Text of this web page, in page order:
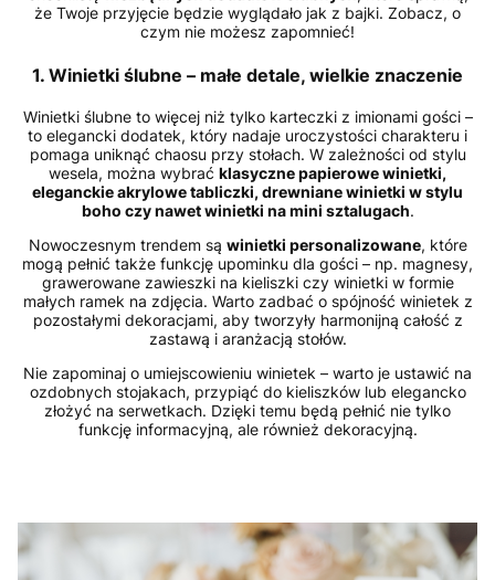
że Twoje przyjęcie będzie wyglądało jak z bajki. Zobacz, o
czym nie możesz zapomnieć!
1. Winietki ślubne – małe detale, wielkie znaczenie
Winietki ślubne to więcej niż tylko karteczki z imionami gości –
to elegancki dodatek, który nadaje uroczystości charakteru i
pomaga uniknąć chaosu przy stołach. W zależności od stylu
wesela, można wybrać klasyczne papierowe winietki,
eleganckie akrylowe tabliczki, drewniane winietki w stylu
boho czy nawet winietki na mini sztalugach.
Nowoczesnym trendem są winietki personalizowane, które
mogą pełnić także funkcję upominku dla gości – np. magnesy,
grawerowane zawieszki na kieliszki czy winietki w formie
małych ramek na zdjęcia. Warto zadbać o spójność winietek z
pozostałymi dekoracjami, aby tworzyły harmonijną całość z
zastawą i aranżacją stołów.
Nie zapominaj o umiejscowieniu winietek – warto je ustawić na
ozdobnych stojakach, przypiąć do kieliszków lub elegancko
złożyć na serwetkach. Dzięki temu będą pełnić nie tylko
funkcję informacyjną, ale również dekoracyjną.